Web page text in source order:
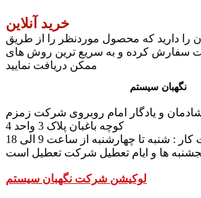
خرید آنلاین
را دارید که محصول موردنظر را از طریق
سفارش کرده و به سریع ترین روش های
ممکن دریافت نمایید
نگهبان سیستم
شادمان و یادگار امام روبروی شرکت زمزم
کوچه باغبان پلاک 3 واحد 4
لوکیشن شرکت نگهبان سیستم